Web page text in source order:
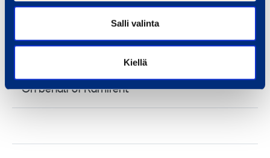
Salli valinta
Kiellä
On behalf of Ramirent